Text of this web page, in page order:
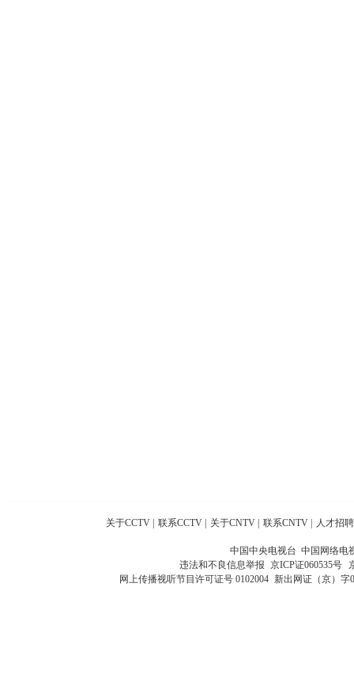
关于CCTV 联系CCTV 关于CNTV 联系CNTV 人才招聘
中国中央电视台 中国网络电
违法和不良信息举报 京ICP证060535号
网上传播视听节目许可证号 0102004 新出网证（京）